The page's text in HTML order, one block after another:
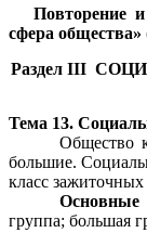
Повторение
сфера общества»
Раздел III
Тема 13.
Общество
большие.
класс
группа; большая